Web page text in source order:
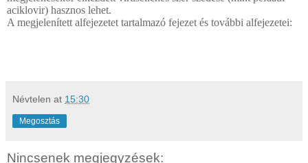
aciklovir) hasznos lehet.
A megjelenített alfejezetet tartalmazó fejezet és további alfejezetei:
Névtelen at 15:30
Megosztás
Nincsenek megjegyzések: